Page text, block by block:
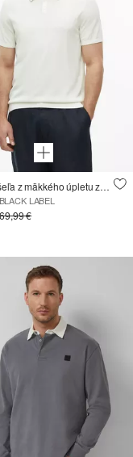
Polokošeľa z mäkkého úpletu zo zmesi bavlny a hodvábu
LABEL
69,99 €